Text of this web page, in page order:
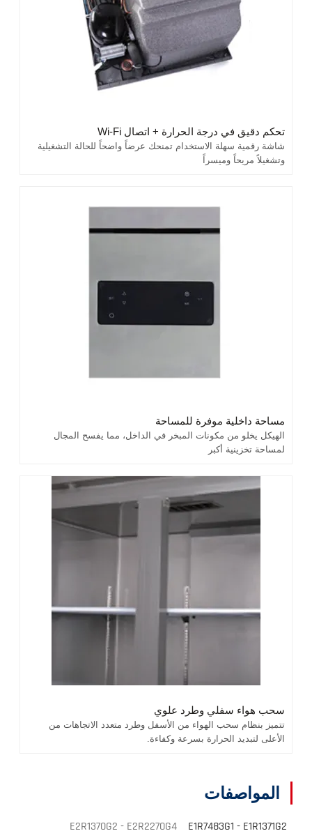
تحكم دقيق في درجة الحرارة + اتصال Wi-Fi
شاشة رقمية سهلة الاستخدام تمنحك عرضاً واضحاً للحالة التشغيلية
وتشغيلاً مريحاً وميسراً
مساحة داخلية موفرة للمساحة
الهيكل يخلو من مكونات المبخر في الداخل، مما يفسح المجال
لمساحة تخزينية أكبر
سحب هواء سفلي وطرد علوي
تتميز بنظام سحب الهواء من الأسفل وطرد متعدد الاتجاهات من
الأعلى لتبديد الحرارة بسرعة وكفاءة.
المواصفات
E1R7483G1 - E1R1371G2
E2R1370G2 - E2R2270G4